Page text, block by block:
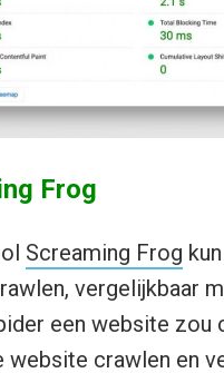
Frog
Screaming Frog
vergelijkbaar
een website zou
website crawlen en